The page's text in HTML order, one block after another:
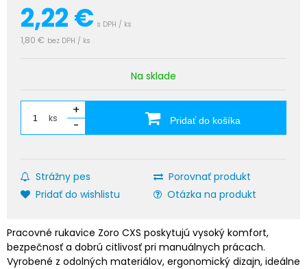
2,22€ s DPH / ks
1,80 € bez DPH / ks
Na sklade
ks
+
-
Pridať do košíka
Strážny pes
Porovnať produkt
Pridať do wishlistu
Otázka na produkt
Pracovné rukavice Zoro CXS poskytujú vysoký komfort,
bezpečnosť a dobrú citlivosť pri manuálnych prácach.
Vyrobené z odolných materiálov, ergonomický dizajn, ideálne